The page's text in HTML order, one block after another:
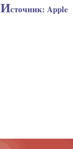
Источник: Apple